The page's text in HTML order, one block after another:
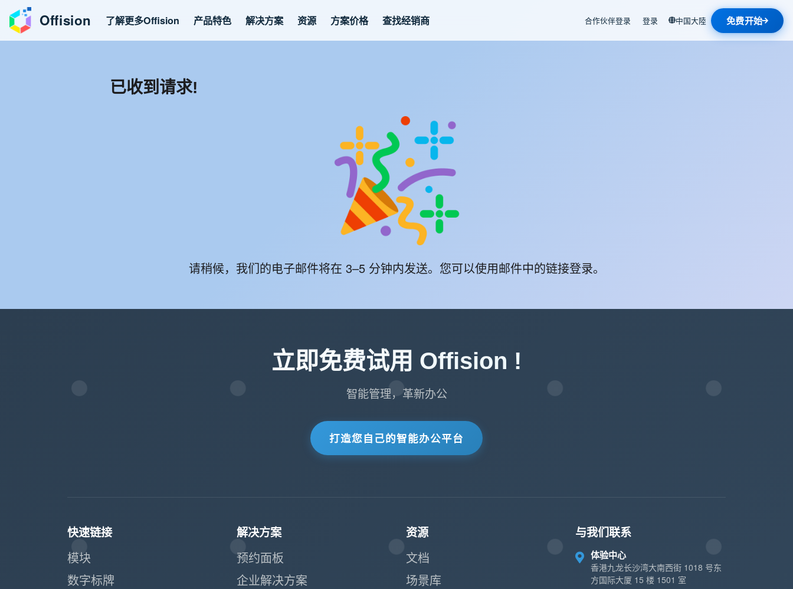
Offision 了解更多Offision 产品特色 解决方案 资源 方案价格 查找经销商 合作伙伴登录 登录 中国大陸 免费开始
已收到请求!
请稍候，我们的电子邮件将在 3–5 分钟内发送。您可以使用邮件中的链接登录。
立即免费试用 Offision !
智能管理，革新办公
打造您自己的智能办公平台
快速链接
模块
数字标牌
解决方案
预约面板
企业解决方案
资源
文档
场景库
与我们联系
体验中心
香港九龙长沙湾大南西街 1018 号东
方国际大厦 15 楼 1501 室